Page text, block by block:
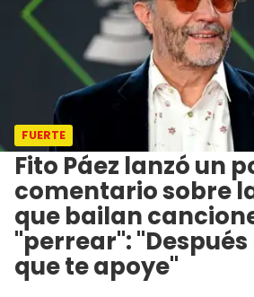
FUERTE
Fito Páez lanzó un
comentario sobre
que bailan
"perrear":
que te apoye"